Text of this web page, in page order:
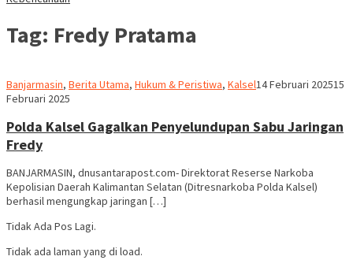
Tag: Fredy Pratama
Banjarmasin, Berita Utama, Hukum & Peristiwa, KalselRedaksi
14 Februari 202515
Februari 2025
Polda Kalsel Gagalkan Penyelundupan Sabu Jaringan
Fredy
BANJARMASIN, dnusantarapost.com- Direktorat Reserse Narkoba
Kepolisian Daerah Kalimantan Selatan (Ditresnarkoba Polda Kalsel)
berhasil mengungkap jaringan […]
Tidak Ada Pos Lagi.
Tidak ada laman yang di load.